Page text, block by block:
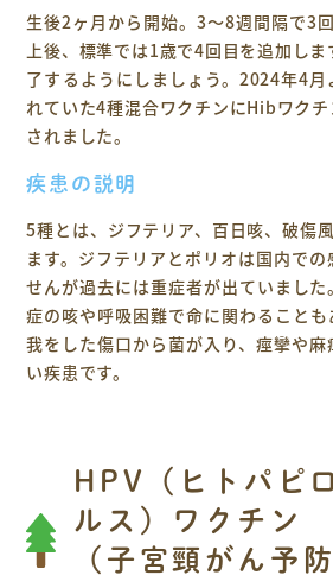
生後2ヶ月から開始。3～8週間隔で3
上後、標準では1歳で4回目を追加し
了するようにしましょう。2024年4月
れていた4種混合ワクチンにHibワク
されました。
疾患の説明
5種とは、ジフテリア、百日咳、破傷
ます。ジフテリアとポリオは国内で
せんが過去には重症者が出ていまし
症の咳や呼吸困難で命に関わること
我をした傷口から菌が入り、痙攣や
い疾患です。
HPV（ヒトパピ
ルス）ワクチン
（子宮頸がん予